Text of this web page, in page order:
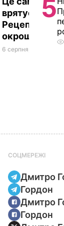
врятує у
Рецепт
окрошки
6 серпня, 18.21
5
СОЦМЕРЕЖІ
Дмитро
Гордон
Дмитро
Гордон